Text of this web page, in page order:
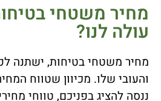
מחיר משטחי
עולה לנו?
מחיר משטחי בטיחות, ישתנה
והעובי שלו. מכיוון שטווח
ננסה להציג בפניכם, טווחי